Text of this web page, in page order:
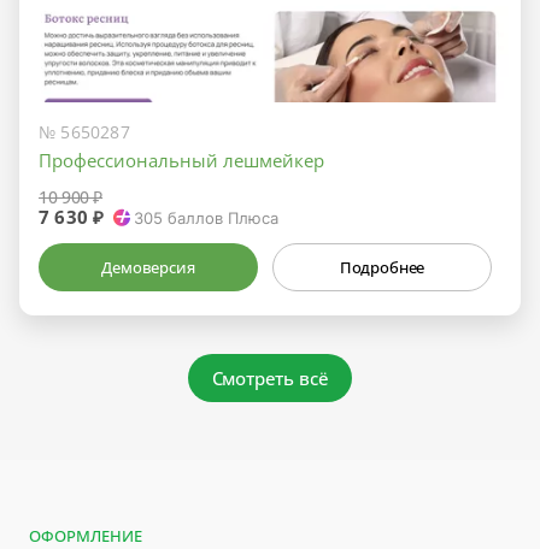
№ 5650287
Профессиональный лешмейкер
10 900 ₽
7 630 ₽ 305 баллов Плюса
Демоверсия Подробнее
Смотреть всё
ОФОРМЛЕНИЕ